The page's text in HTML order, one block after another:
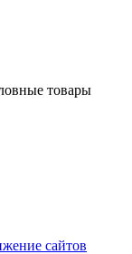
товары
сайтов